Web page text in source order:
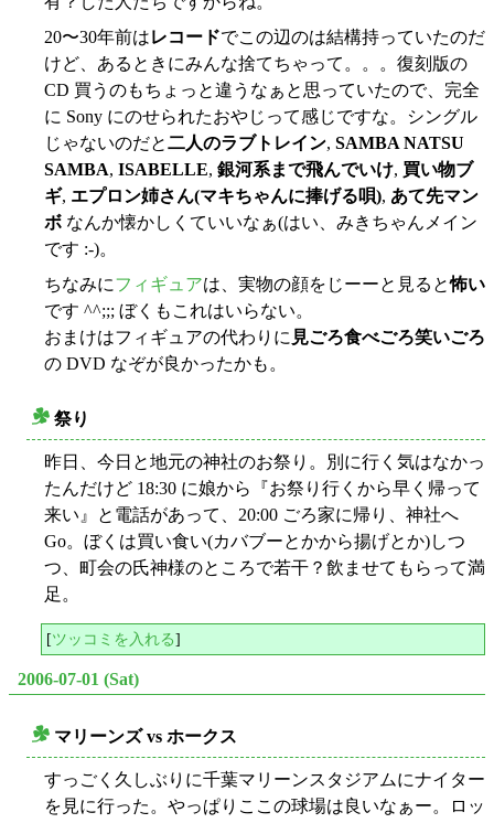
20〜30年前はレコードでこの辺のは結構持っていたのだ
けど、あるときにみんな捨てちゃって。。。復刻版の
CD 買うのもちょっと違うなぁと思っていたので、完全
に Sony にのせられたおやじって感じですな。シングル
じゃないのだと二人のラブトレイン, SAMBA NATSU
SAMBA, ISABELLE, 銀河系まで飛んでいけ, 買い物ブ
ギ, エプロン姉さん(マキちゃんに捧げる唄), あて先マン
ボ なんか懐かしくていいなぁ(はい、みきちゃんメイン
です :-)。
ちなみにフィギュアは、実物の顔をじーーと見ると怖い
です ^^;;; ぼくもこれはいらない。
おまけはフィギュアの代わりに 見ごろ食べごろ笑いごろ
の DVD なぞが良かったかも。
祭り
昨日、今日と地元の神社のお祭り。別に行く気はなかっ
たんだけど 18:30 に娘から『お祭り行くから早く帰って
来い』と電話があって、20:00 ごろ家に帰り、神社へ
Go。ぼくは買い食い(カバブーとかから揚げとか)しつ
つ、町会の氏神様のところで若干？飲ませてもらって満
足。
[ツッコミを入れる]
2006-07-01 (Sat)
マリーンズ vs ホークス
すっごく久しぶりに千葉マリーンスタジアムにナイター
を見に行った。やっぱりここの球場は良いなぁー。ロッ